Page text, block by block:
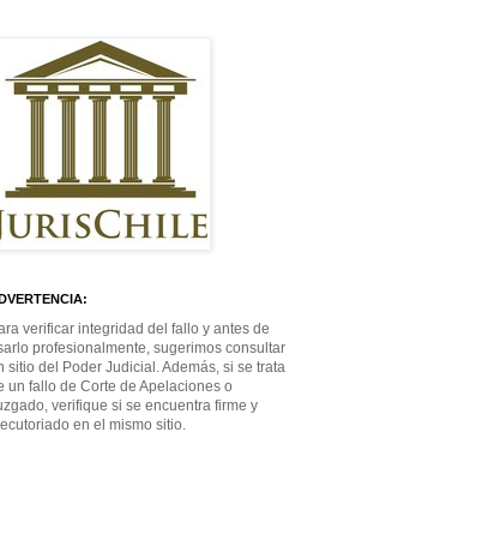
verificar integridad del fallo y antes de
profesionalmente, sugerimos consultar
sitio del Poder Judicial. Además, si se trata
un fallo de Corte de Apelaciones o
verifique si se encuentra firme y
en el mismo sitio.